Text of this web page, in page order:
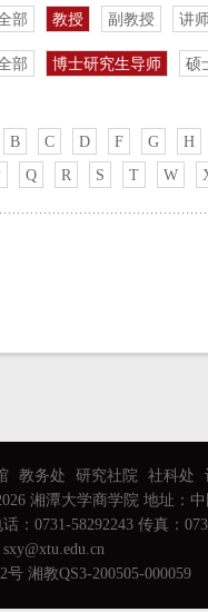
部 教授 副教授 讲师
部 博士研究生导师 硕
B C D F G H
Q R S T W
教务处 研究社院 社科处
湘潭大学商学院 地址：
：0731-58292243 传真：
号 湘教QS3-200505-000059